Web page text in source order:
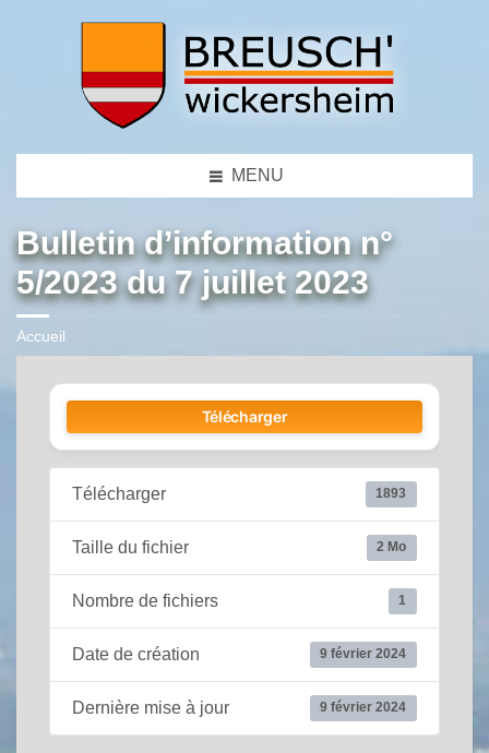
MENU
Bulletin d’information n°
5/2023 du 7 juillet 2023
Accueil
Télécharger
Télécharger 1893
Taille du fichier 2 Mo
Nombre de fichiers 1
Date de création 9 février 2024
Dernière mise à jour 9 février 2024